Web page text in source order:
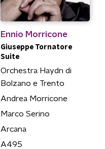
Ennio Morricone
Giuseppe Tornatore
Suite
Orchestra Haydn di
Bolzano e Trento
Andrea Morricone
Marco Serino
Arcana
A495